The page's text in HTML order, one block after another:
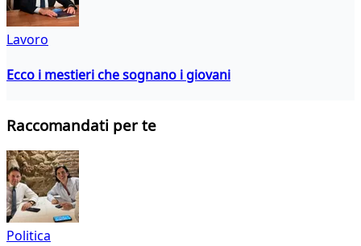
Lavoro
Ecco i mestieri che sognano i giovani
Raccomandati per te
Politica